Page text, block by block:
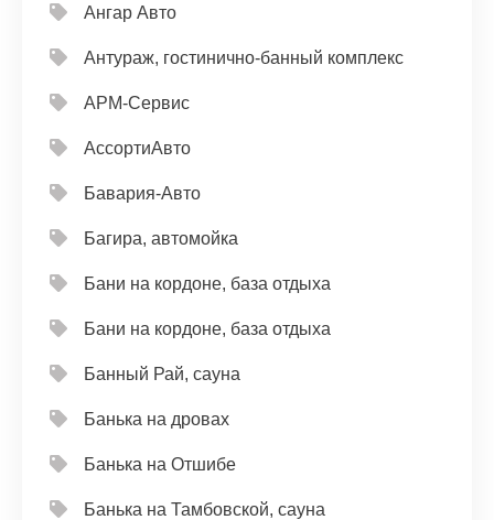
Ангар Авто
Антураж, гостинично-банный комплекс
АРМ-Сервис
АссортиАвто
Бавария-Авто
Багира, автомойка
Бани на кордоне, база отдыха
Бани на кордоне, база отдыха
Банный Рай, сауна
Банька на дровах
Банька на Отшибе
Банька на Тамбовской, сауна